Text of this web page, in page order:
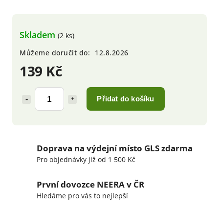
139 Kč
Přidat do košíku
Skladem (2 ks)
Můžeme doručit do:
12.8.2026
Doprava na výdejní místo GLS zdarma
Pro objednávky již od 1 500 Kč
První dovozce NEERA v ČR
Hledáme pro vás to nejlepší